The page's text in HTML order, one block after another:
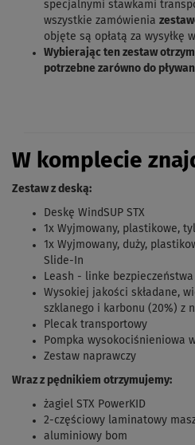
specjalnymi stawkami
wszystkie zamówienia
objęte są opłatą za wysyłkę
Wybierając ten zestaw
potrzebne zarówno do
W komplecie
Zestaw z deską:
Deskę WindSUP STX
1x Wyjmowany, plastikowe,
1x Wyjmowany, duży,
Slide-In
Leash - linke bezpieczeństwa
Wysokiej jakości składane,
szklanego i karbonu (20%) z
Plecak transportowy
Pompka wysokociśnieniowa
Zestaw naprawczy
Wraz z pędnikiem otrzymujemy:
żagiel STX PowerKID
2-częściowy laminatowy
aluminiowy bom